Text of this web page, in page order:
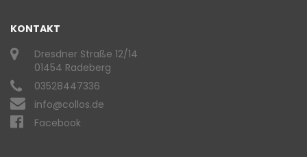
KONTAKT
Dresdner Straße 12/14
01454 Radeberg
03528447336
info@collos.de
Facebook